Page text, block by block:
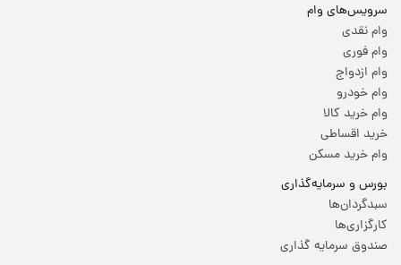
سرویس‌های وام
وام نقدی
وام فوری
وام ازدواج
وام خودرو
وام خرید کالا
خرید اقساطی
وام خرید مسکن
بورس و سرمایه‌گذاری
سبدگردان‌ها
کارگزاری‌ها
صندوق سرمایه گذاری